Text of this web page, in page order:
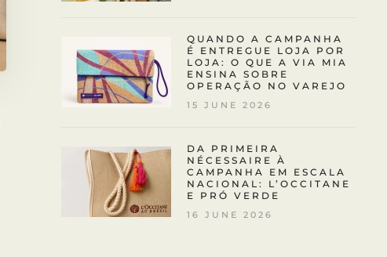
QUANDO A CAMPANHA
É ENTREGUE LOJA POR
LOJA: O QUE A VIA MIA
ENSINA SOBRE
OPERAÇÃO NO VAREJO
15 JUNE 2026
DA PRIMEIRA
NÉCESSAIRE À
CAMPANHA EM ESCALA
NACIONAL: L’OCCITANE
E PRÓ VERDE
16 JUNE 2026